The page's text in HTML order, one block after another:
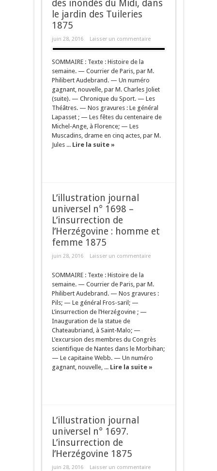
des inondés du Midi, dans
le jardin des Tuileries
1875
juin 28, 2016 Laisser un commentaire
SOMMAIRE : Texte : Histoire de la
semaine. — Courrier de Paris, par M.
Philibert Audebrand. — Un numéro
gagnant, nouvelle, par M. Charles Joliet
(suite). — Chronique du Sport. — Les
Théâtres. — Nos gravures : Le général
Lapasset ; — Les fêtes du centenaire de
Michel-Ange, à Florence; — Les
Muscadins, drame en cinq actes, par M.
Jules ... Lire la suite »
L’illustration journal
universel n° 1698 –
L’insurrection de
l’Herzégovine : homme et
femme 1875
juin 28, 2016 Laisser un commentaire
SOMMAIRE : Texte : Histoire de la
semaine. — Courrier de Paris, par M.
Philibert Audebrand. — Nos gravures :
Pils; — Le général Fros-saril; —
L’insurrection de l’Herzégovine ; —
Inauguration de la statue de
Chateaubriand, à Saint-Malo; —
L’excursion des membres du Congrès
scientifique de Nantes dans le Morbihan;
— Le capitaine Webb. — Un numéro
gagnant, nouvelle, ... Lire la suite »
L’illustration journal
universel n° 1697.
L’insurrection de
l’Herzégovine 1875
juin 28, 2016 Laisser un commentaire